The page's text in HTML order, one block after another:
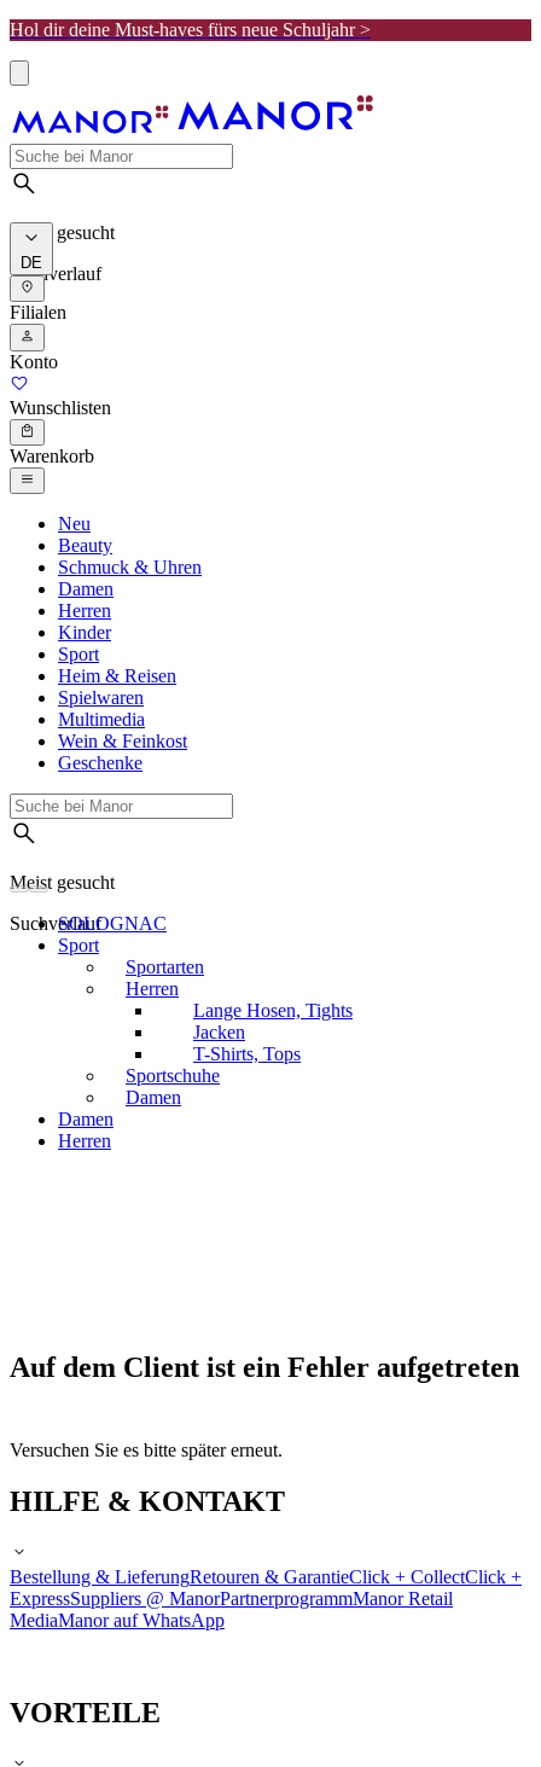
Hol dir deine Must-haves fürs neue Schuljahr >
Meist gesucht
Suchverlauf
DE
Filialen
Konto
Wunschlisten
Warenkorb
Neu
Beauty
Schmuck & Uhren
Damen
Herren
Kinder
Sport
Heim & Reisen
Spielwaren
Multimedia
Wein & Feinkost
Geschenke
Meist gesucht
SuchverlaufSOLOGNAC
Sport
Sportarten
Herren
Lange Hosen, Tights
Jacken
T-Shirts, Tops
Sportschuhe
Damen
Damen
Herren
Auf dem Client ist ein Fehler aufgetreten
Versuchen Sie es bitte später erneut.
HILFE & KONTAKT
Bestellung & LieferungRetouren & GarantieClick + CollectClick +
ExpressSuppliers @ ManorPartnerprogrammManor Retail
MediaManor auf WhatsApp
VORTEILE